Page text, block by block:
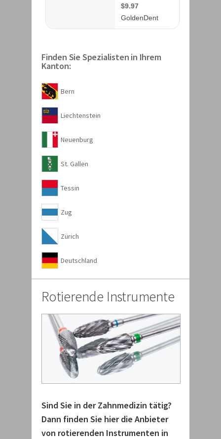
Finden Sie Spezialisten in Ihrem
Kanton:
Bern
Liechtenstein
Neuenburg
St. Gallen
Tessin
Zug
Zürich
Deutschland
Rotierende Instrumente
Sind Sie in der Zahnmedizin tätig?
Dann finden Sie hier die Anbieter
von rotierenden Instrumenten in